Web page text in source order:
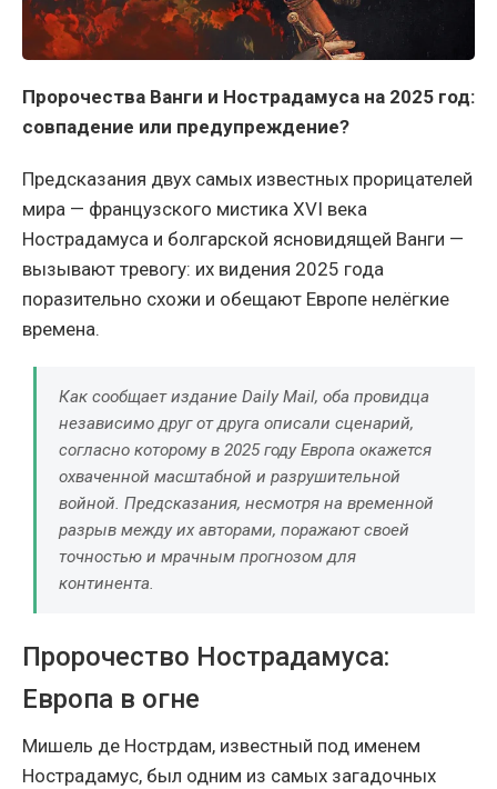
Пророчества Ванги и Нострадамуса на 2025 год:
совпадение или предупреждение?
Предсказания двух самых известных прорицателей
мира — французского мистика XVI века
Нострадамуса и болгарской ясновидящей Ванги —
вызывают тревогу: их видения 2025 года
поразительно схожи и обещают Европе нелёгкие
времена.
Как сообщает издание Daily Mail, оба провидца
независимо друг от друга описали сценарий,
согласно которому в 2025 году Европа окажется
охваченной масштабной и разрушительной
войной. Предсказания, несмотря на временной
разрыв между их авторами, поражают своей
точностью и мрачным прогнозом для
континента.
Пророчество Нострадамуса:
Европа в огне
Мишель де Нострдам, известный под именем
Нострадамус, был одним из самых загадочных